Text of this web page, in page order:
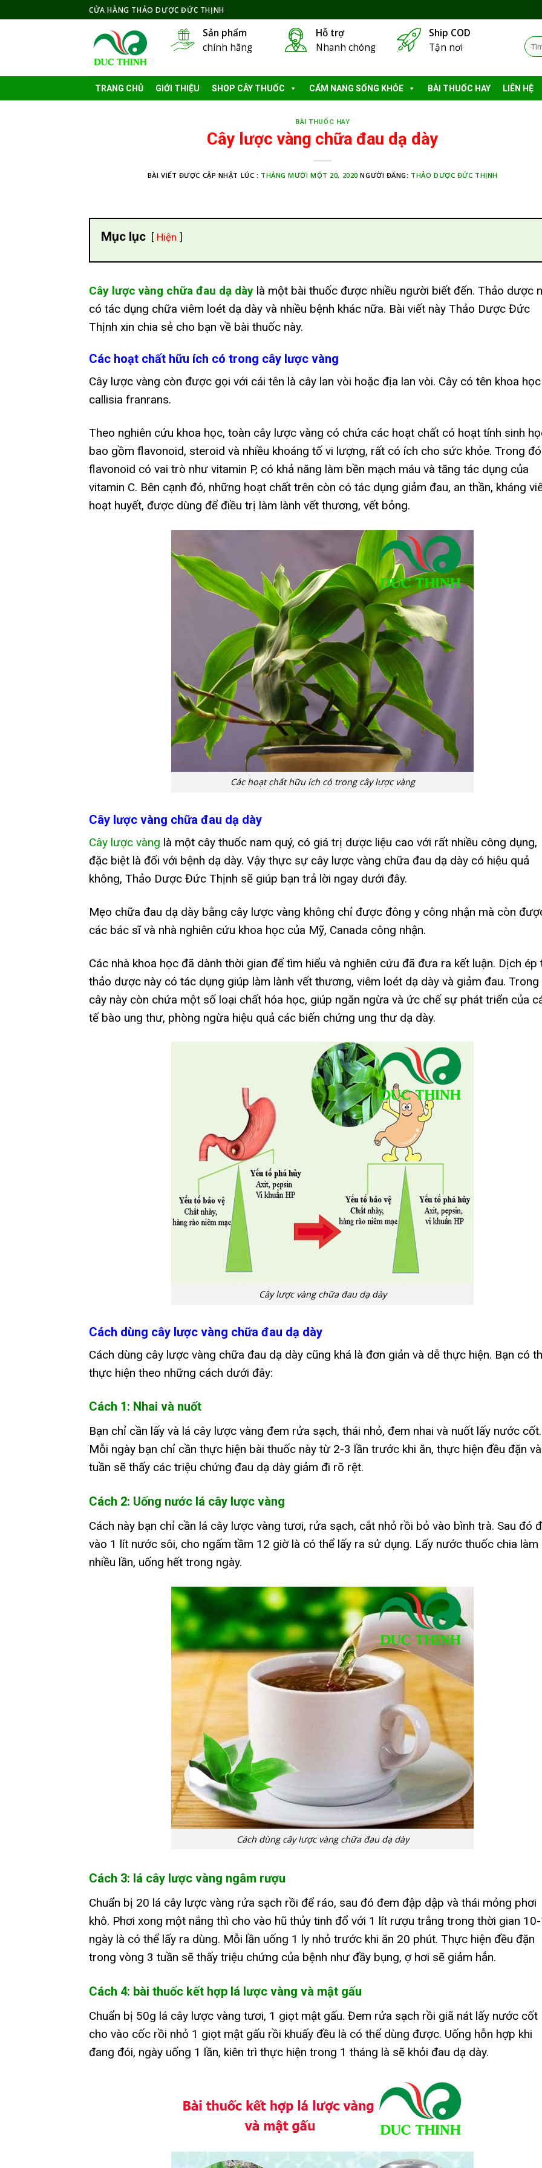
to
CỬA HÀNG THẢO DƯỢC ĐỨC THỊNH
Sản phẩm
chính hãng
Hỗ trợ
Nhanh chóng
Ship COD
Tận nơi
Tìm
kiếm:
TRANG CHỦ GIỚI THIỆU SHOP CÂY THUỐC CẨM NANG SỐNG KHỎE BÀI THUỐC HAY LIÊN HỆ
BÀI THUỐC HAY
Cây lược vàng chữa đau dạ dày
BÀI VIẾT ĐƯỢC CẬP NHẬT LÚC : THÁNG MƯỜI MỘT 20, 2020 NGƯỜI ĐĂNG: THẢO DƯỢC ĐỨC THỊNH
Mục lục Hiện
Cây lược vàng chữa đau dạ dày là một bài thuốc được nhiều người biết đến. Thảo dược
có tác dụng chữa viêm loét dạ dày và nhiều bệnh khác nữa. Bài viết này Thảo Dược Đức
Thịnh xin chia sẻ cho bạn về bài thuốc này.
Các hoạt chất hữu ích có trong cây lược vàng
Cây lược vàng còn được gọi với cái tên là cây lan vòi hoặc địa lan vòi. Cây có tên khoa
callisia franrans.
Theo nghiên cứu khoa học, toàn cây lược vàng có chứa các hoạt chất có hoạt tính sinh
bao gồm flavonoid, steroid và nhiều khoáng tố vi lượng, rất có ích cho sức khỏe. Trong đó
flavonoid có vai trò như vitamin P, có khả năng làm bền mạch máu và tăng tác dụng của
vitamin C. Bên cạnh đó, những hoạt chất trên còn có tác dụng giảm đau, an thần, kháng
hoạt huyết, được dùng để điều trị làm lành vết thương, vết bỏng.
Các hoạt chất hữu ích có trong cây lược vàng
Cây lược vàng chữa đau dạ dày
Cây lược vàng là một cây thuốc nam quý, có giá trị dược liệu cao với rất nhiều công dụng,
đặc biệt là đối với bệnh dạ dày. Vậy thực sự cây lược vàng chữa đau dạ dày có hiệu quả
không, Thảo Dược Đức Thịnh sẽ giúp bạn trả lời ngay dưới đây.
Mẹo chữa đau dạ dày bằng cây lược vàng không chỉ được đông y công nhận mà còn
các bác sĩ và nhà nghiên cứu khoa học của Mỹ, Canada công nhận.
Các nhà khoa học đã dành thời gian để tìm hiểu và nghiên cứu đã đưa ra kết luận. Dịch ép
thảo dược này có tác dụng giúp làm lành vết thương, viêm loét dạ dày và giảm đau. Trong
cây này còn chứa một số loại chất hóa học, giúp ngăn ngừa và ức chế sự phát triển của
tế bào ung thư, phòng ngừa hiệu quả các biến chứng ung thư dạ dày.
Cây lược vàng chữa đau dạ dày
Cách dùng cây lược vàng chữa đau dạ dày
Cách dùng cây lược vàng chữa đau dạ dày cũng khá là đơn giản và dễ thực hiện. Bạn có
thực hiện theo những cách dưới đây:
Cách 1: Nhai và nuốt
Bạn chỉ cần lấy và lá cây lược vàng đem rửa sạch, thái nhỏ, đem nhai và nuốt lấy nước cốt.
Mỗi ngày bạn chỉ cần thực hiện bài thuốc này từ 2-3 lần trước khi ăn, thực hiện đều đặn
tuần sẽ thấy các triệu chứng đau dạ dày giảm đi rõ rệt.
Cách 2: Uống nước lá cây lược vàng
Cách này bạn chỉ cần lá cây lược vàng tươi, rửa sạch, cắt nhỏ rồi bỏ vào bình trà. Sau đó
vào 1 lít nước sôi, cho ngấm tầm 12 giờ là có thể lấy ra sử dụng. Lấy nước thuốc chia làm
nhiều lần, uống hết trong ngày.
Cách dùng cây lược vàng chữa đau dạ dày
Cách 3: lá cây lược vàng ngâm rượu
Chuẩn bị 20 lá cây lược vàng rửa sạch rồi để ráo, sau đó đem đập dập và thái mỏng phơi
khô. Phơi xong một nắng thì cho vào hũ thủy tinh đổ với 1 lít rượu trắng trong thời gian
ngày là có thể lấy ra dùng. Mỗi lần uống 1 ly nhỏ trước khi ăn 20 phút. Thực hiện đều đặn
trong vòng 3 tuần sẽ thấy triệu chứng của bệnh như đầy bụng, ợ hơi sẽ giảm hẳn.
Cách 4: bài thuốc kết hợp lá lược vàng và mật gấu
Chuẩn bị 50g lá cây lược vàng tươi, 1 giọt mật gấu. Đem rửa sạch rồi giã nát lấy nước cốt
cho vào cốc rồi nhỏ 1 giọt mật gấu rồi khuấy đều là có thể dùng được. Uống hỗn hợp khi
đang đói, ngày uống 1 lần, kiên trì thực hiện trong 1 tháng là sẽ khỏi đau dạ dày.